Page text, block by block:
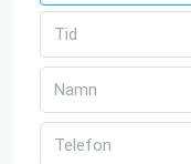
Tid